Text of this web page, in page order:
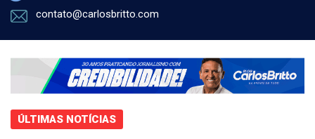
contato@carlosbritto.com
ÚLTIMAS NOTÍCIAS